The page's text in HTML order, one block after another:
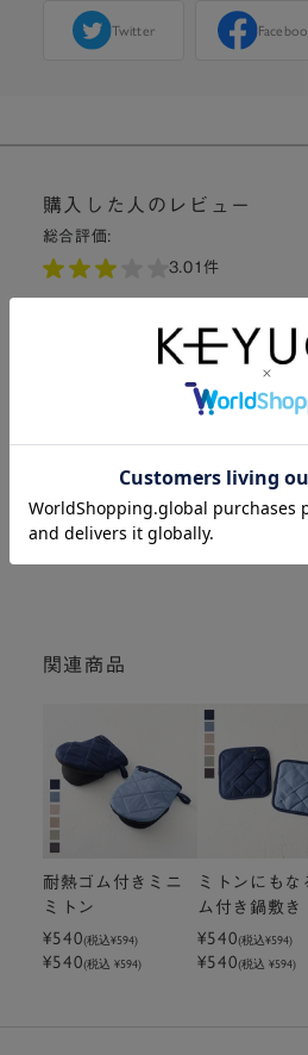
Twitter
購入した人のレビュー
総合評価:
3.01件
3
厚みがあり多少掴みにくいがゴムが
です。
関連商品
耐熱ゴム付きミニ
ミトン
¥540(税込¥594)
¥540(税込 ¥594)
ミトンにもな
ム付き鍋敷き
¥540(税込¥594)
¥540(税込 ¥594)